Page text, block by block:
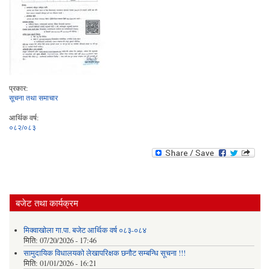
प्रकार:
सूचना तथा समाचार
आर्थिक वर्ष:
०८२/०८३
बजेट तथा कार्यक्रम
मिक्वाखोला गा.पा. बजेट आर्थिक वर्ष ०८३-०८४
मिति: 07/20/2026 - 17:46
सामुदायिक विधालयको लेखापरिक्षक छनौट सम्बन्धि सूचना !!!
मिति: 01/01/2026 - 16:21